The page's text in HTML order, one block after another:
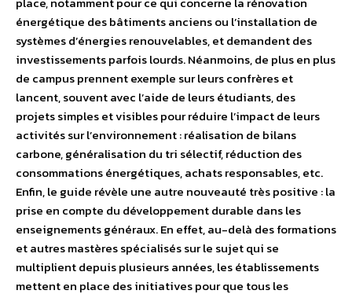
énergétique des bâtiments anciens ou l’installation de
systèmes d’énergies renouvelables, et demandent des
investissements parfois lourds. Néanmoins, de plus en plus
de campus prennent exemple sur leurs confrères et
lancent, souvent avec l’aide de leurs étudiants, des
projets simples et visibles pour réduire l’impact de leurs
activités sur l’environnement : réalisation de bilans
carbone, généralisation du tri sélectif, réduction des
consommations énergétiques, achats responsables, etc.
Enfin, le guide révèle une autre nouveauté très positive : la
prise en compte du développement durable dans les
enseignements généraux. En effet, au-delà des formations
et autres mastères spécialisés sur le sujet qui se
multiplient depuis plusieurs années, les établissements
mettent en place des initiatives pour que tous les